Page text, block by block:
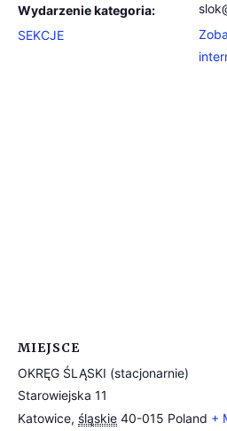
Wydarzenie kategoria:
SEKCJE
MIEJSCE
OKRĘG ŚLĄSKI (stacjonarnie)
Starowiejska 11
Katowice, śląskie 40-015 Poland +